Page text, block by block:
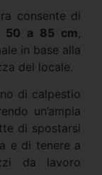
consente di
50 a 85 cm,
in base alla
del locale.
di calpestio
un’ampia
di spostarsi
e di tenere a
da lavoro